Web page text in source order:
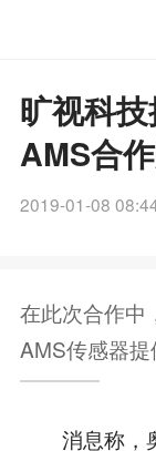
旷视科
AMS合
2019-01-08
在此次合作中
AMS传感器提
消息称，奥